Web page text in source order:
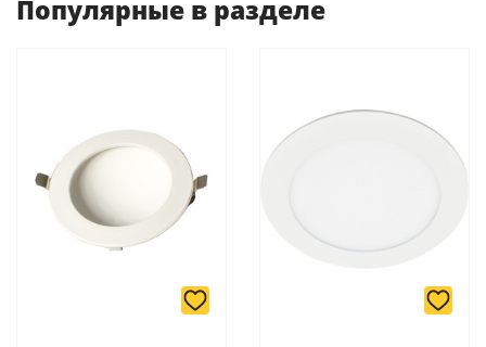
Для юридических лиц: переводом на расчетный счет при
онлайн оплате заказа на сайте.
Подробнее о способах оплаты можно узнать здесь - "Оплата"
Популярные в разделе